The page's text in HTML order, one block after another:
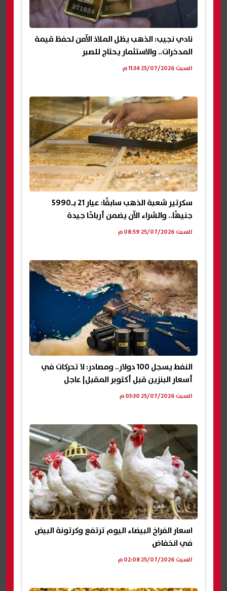
نادي نجيب: الذهب يظل الملاذ الآمن لحفظ قيمة
المدخرات.. والاستثمار يحتاج للصبر
السبت 25/07/2026 11:34 م
سكرتير شعبة الذهب سابقًا: عيار 21 بـ5990
جنيهًا.. والشراء الآن يضمن أرباحًا جيدة
السبت 25/07/2026 08:59 م
النفط يسجل 100 دولار.. ومصادر: لا تحركات في
أسعار البنزين قبل أكتوبر المقبل| عاجل
السبت 25/07/2026 03:30 م
اسعار الفراخ البيضاء اليوم ترتفع وكرتونة البيض
في انخفاض
السبت 25/07/2026 02:08 م